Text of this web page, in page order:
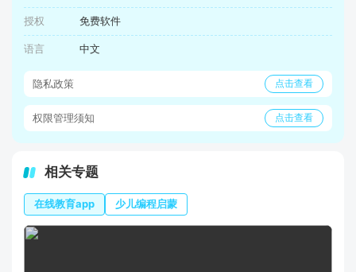
授权 免费软件
语言 中文
隐私政策 点击查看
权限管理须知 点击查看
相关专题
在线教育app 少儿编程启蒙